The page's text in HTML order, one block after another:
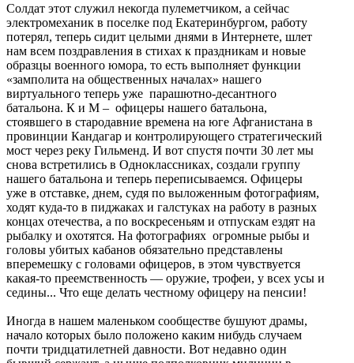
Солдат этот служил некогда пулеметчиком, а сейчас
электромеханик в поселке под Екатеринбургом, работу
потерял, теперь сидит целыми днями в Интернете, шлет
нам всем поздравления в стихах к праздникам и новые
образцы военного юмора, то есть выполняет функции
«замполита на общественных началах» нашего
виртуального теперь уже парашютно-десантного
батальона. К и М – офицеры нашего батальона,
стоявшего в стародавние времена на юге Афганистана в
провинции Кандагар и контролирующего стратегический
мост через реку Гильменд. И вот спустя почти 30 лет мы
снова встретились в Одноклассниках, создали группу
нашего батальона и теперь переписываемся. Офицеры
уже в отставке, днем, судя по выложенным фотографиям,
ходят куда-то в пиджаках и галстуках на работу в разных
концах отечества, а по воскресеньям и отпускам ездят на
рыбалку и охотятся. На фотографиях огромные рыбы и
головы убитых кабанов обязательно представлены
вперемешку с головами офицеров, в этом чувствуется
какая-то преемственность — оружие, трофеи, у всех усы и
седины... Что еще делать честному офицеру на пенсии!
Иногда в нашем маленьком сообществе бушуют драмы,
начало которых было положено каким нибудь случаем
почти тридцатилетней давности. Вот недавно один